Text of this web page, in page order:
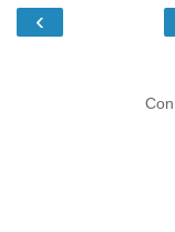
‹